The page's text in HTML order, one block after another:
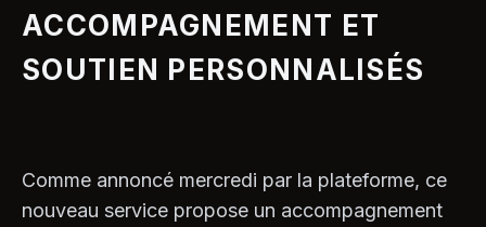
ACCOMPAGNEMENT ET
SOUTIEN PERSONNALISÉS
Comme annoncé mercredi par la plateforme, ce
nouveau service propose un accompagnement